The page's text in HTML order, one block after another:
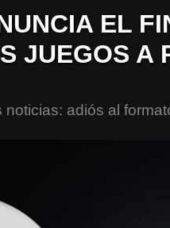
EL
JUEGOS A
adiós al